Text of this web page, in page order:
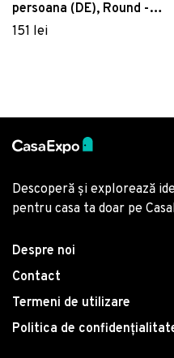
persoana (DE), Round -
Grey, Cotton Box,
151 lei
Descoperă și explorează
pentru casa ta doar pe
Despre noi
Contact
Termeni de utilizare
Politica de